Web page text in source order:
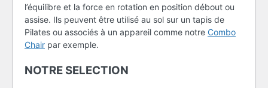
l’équilibre et la force en rotation en position débout ou
assise. Ils peuvent être utilisé au sol sur un tapis de
Pilates ou associés à un appareil comme notre Combo
Chair par exemple.
NOTRE SELECTION